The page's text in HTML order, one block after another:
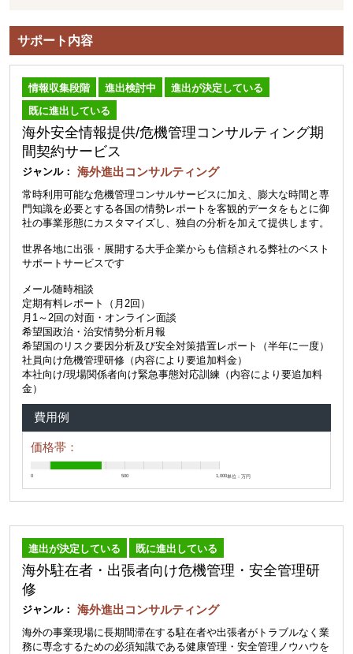
サポート内容
情報収集段階 進出検討中
進出が決定している
既に進出している
海外安全情報提供/危機管理コンサルティング期
間契約サービス
ジャンル： 海外進出コンサルティング
常時利用可能な危機管理コンサルサービスに加え、膨大な時間と専
門知識を必要とする各国の情勢レポートを客観的データをもとに御
社の事業形態にカスタマイズし、独自の分析を加えて提供します。
世界各地に出張・展開する大手企業からも信頼される弊社のベスト
サポートサービスです
メール随時相談
定期有料レポート（月2回）
月1～2回の対面・オンライン面談
希望国政治・治安情勢分析月報
希望国のリスク要因分析及び安全対策措置レポート（半年に一度）
社員向け危機管理研修（内容により要追加料金）
本社向け/現場関係者向け緊急事態対応訓練（内容により要追加料
金）
費用例
価格帯：
0 500 1,000 単位：万円
進出が決定している 既に進出している
海外駐在者・出張者向け危機管理・安全管理研
修
ジャンル： 海外進出コンサルティング
海外の事業現場に長期間滞在する駐在者や出張者がトラブルなく業
務に専念するための必須知識である健康管理・安全管理ノウハウを